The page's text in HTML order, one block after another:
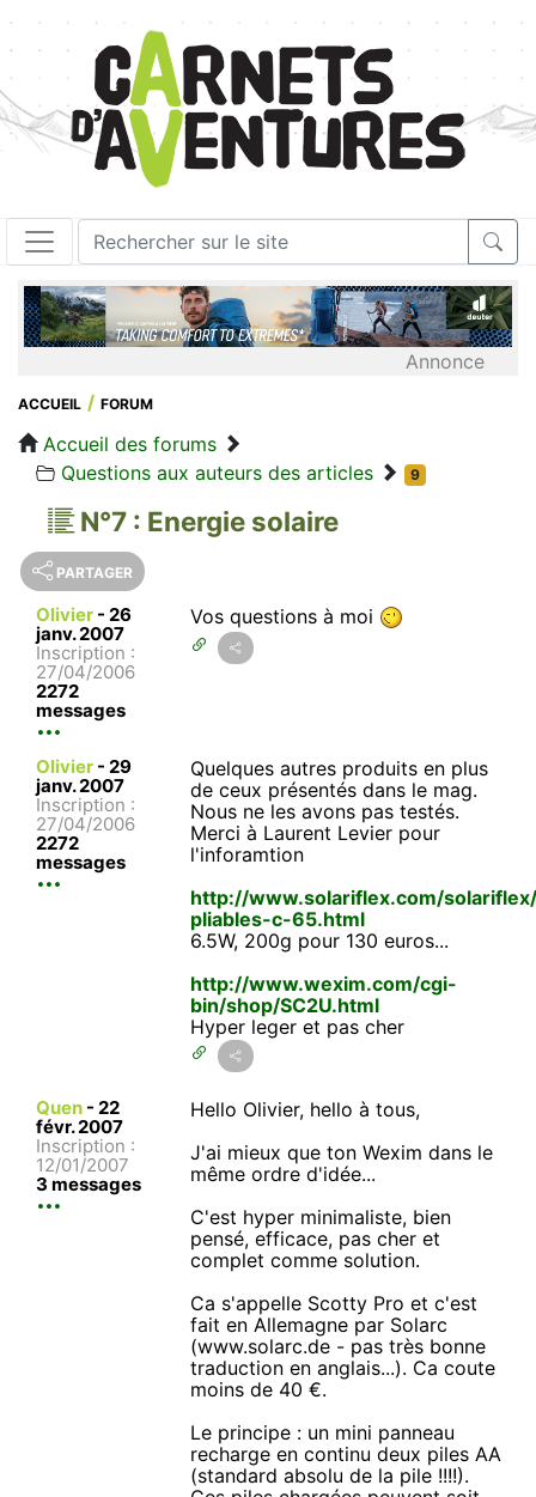
Annonce
ACCUEIL FORUM
Accueil des forums
Questions aux auteurs des articles
9
N°7 : Energie solaire
PARTAGER
Olivier - 26
janv. 2007
Inscription :
27/04/2006
2272
messages
Vos questions à moi
Olivier - 29
janv. 2007
Inscription :
27/04/2006
2272
messages
Quelques autres produits en plus
de ceux présentés dans le mag.
Nous ne les avons pas testés.
Merci à Laurent Levier pour
l'inforamtion
http://www.solariflex.com/
pliables-c-65.html
6.5W, 200g pour 130 euros...
http://www.wexim.com/cgi-
bin/shop/SC2U.html
Hyper leger et pas cher
Quen - 22
févr. 2007
Inscription :
12/01/2007
3 messages
Hello Olivier, hello à tous,
J'ai mieux que ton Wexim dans le
même ordre d'idée...
C'est hyper minimaliste, bien
pensé, efficace, pas cher et
complet comme solution.
Ca s'appelle Scotty Pro et c'est
fait en Allemagne par Solarc
(www.solarc.de - pas très bonne
traduction en anglais...). Ca coute
moins de 40 €.
Le principe : un mini panneau
recharge en continu deux piles AA
(standard absolu de la pile !!!!).